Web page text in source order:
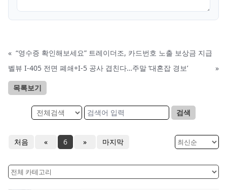
« “영수증 확인해보세요” 트레이더조, 카드번호 노출 보상금 지급
벨뷰 I-405 전면 폐쇄+I-5 공사 겹친다…주말 ‘대혼잡 경보’
»
목록보기
검색
처음 « 6 » 마지막